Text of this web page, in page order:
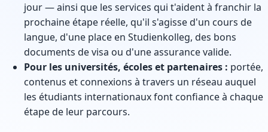
jour — ainsi que les services qui t'aident à franchir la
prochaine étape réelle, qu'il s'agisse d'un cours de
langue, d'une place en Studienkolleg, des bons
documents de visa ou d'une assurance valide.
Pour les universités, écoles et partenaires : portée,
contenus et connexions à travers un réseau auquel
les étudiants internationaux font confiance à chaque
étape de leur parcours.